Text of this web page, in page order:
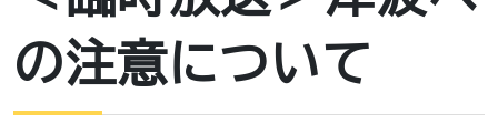
の注意について